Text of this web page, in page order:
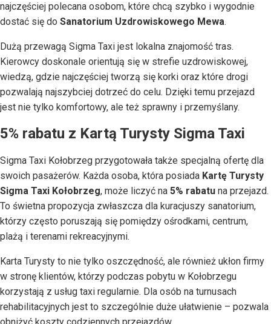
najczęściej polecana osobom, które chcą szybko i wygodnie
dostać się do Sanatorium Uzdrowiskowego Mewa.
Dużą przewagą Sigma Taxi jest lokalna znajomość tras.
Kierowcy doskonale orientują się w strefie uzdrowiskowej,
wiedzą, gdzie najczęściej tworzą się korki oraz które drogi
pozwalają najszybciej dotrzeć do celu. Dzięki temu przejazd
jest nie tylko komfortowy, ale też sprawny i przemyślany.
5% rabatu z Kartą Turysty Sigma Taxi
Sigma Taxi Kołobrzeg przygotowała także specjalną ofertę dla
swoich pasażerów. Każda osoba, która posiada Kartę Turysty
Sigma Taxi Kołobrzeg, może liczyć na 5% rabatu na przejazd.
To świetna propozycja zwłaszcza dla kuracjuszy sanatorium,
którzy często poruszają się pomiędzy ośrodkami, centrum,
plażą i terenami rekreacyjnymi.
Karta Turysty to nie tylko oszczędność, ale również ukłon firmy
w stronę klientów, którzy podczas pobytu w Kołobrzegu
korzystają z usług taxi regularnie. Dla osób na turnusach
rehabilitacyjnych jest to szczególnie duże ułatwienie – pozwala